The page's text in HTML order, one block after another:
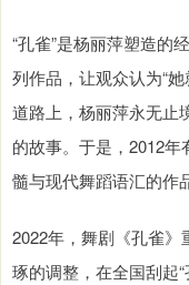
“孔雀”是杨丽萍塑造的
列作品，让观众认为“
道路上，杨丽萍永无止
的故事。于是，2012
髓与现代舞蹈语汇的作
2022年，舞剧《孔雀
琢的调整，在全国刮起